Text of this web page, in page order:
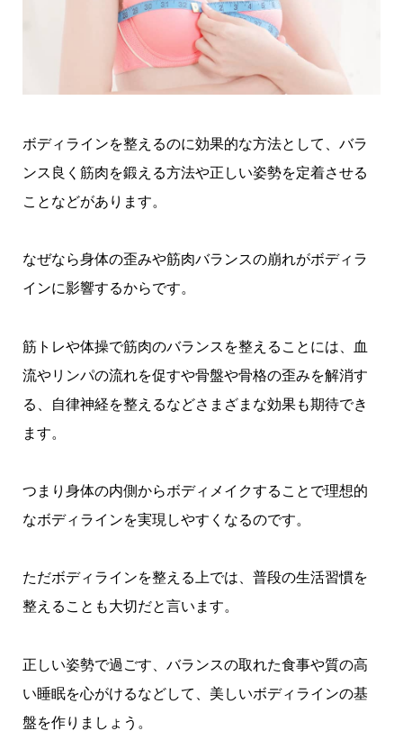
ボディラインを整えるのに効果的な方法として、バラ
ンス良く筋肉を鍛える方法や正しい姿勢を定着させる
ことなどがあります。
なぜなら身体の歪みや筋肉バランスの崩れがボディラ
インに影響するからです。
筋トレや体操で筋肉のバランスを整えることには、血
流やリンパの流れを促すや骨盤や骨格の歪みを解消す
る、自律神経を整えるなどさまざまな効果も期待でき
ます。
つまり身体の内側からボディメイクすることで理想的
なボディラインを実現しやすくなるのです。
ただボディラインを整える上では、普段の生活習慣を
整えることも大切だと言います。
正しい姿勢で過ごす、バランスの取れた食事や質の高
い睡眠を心がけるなどして、美しいボディラインの基
盤を作りましょう。